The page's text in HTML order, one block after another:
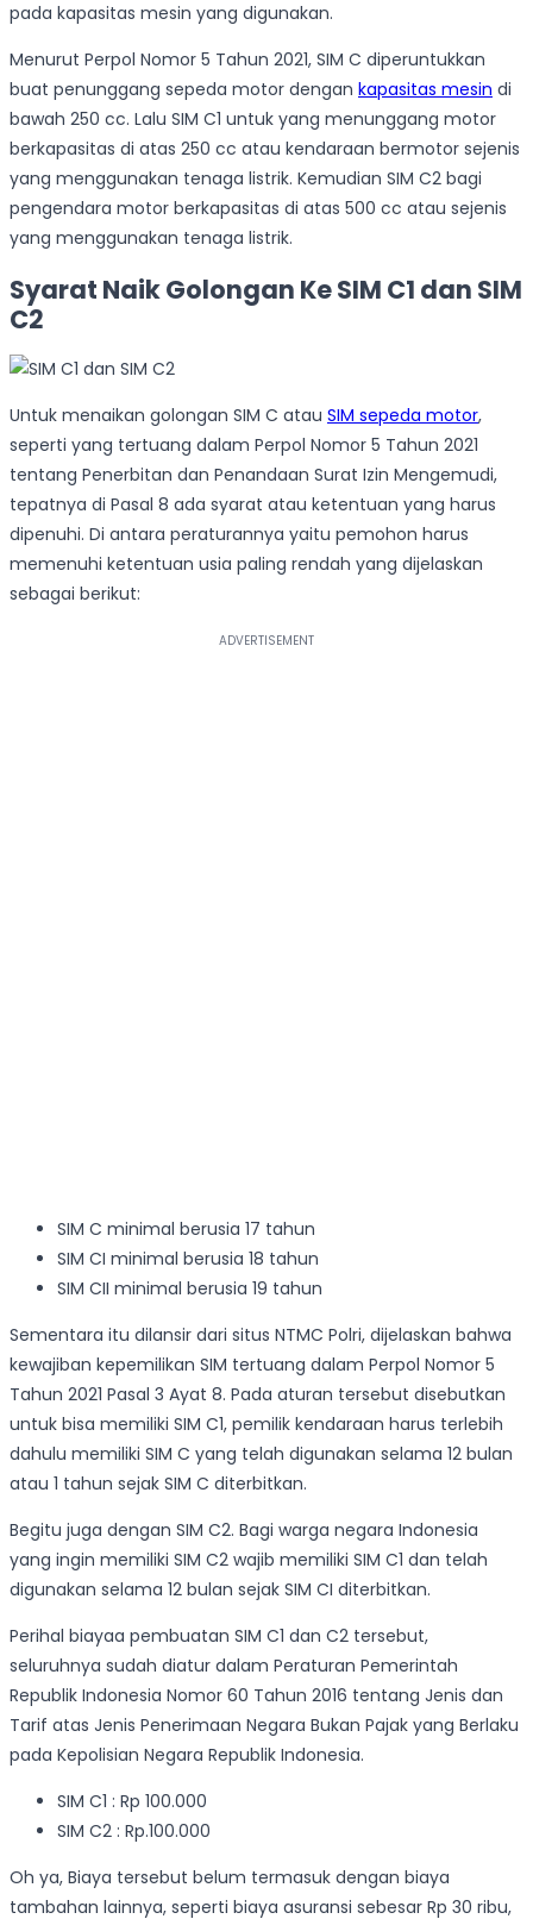
pada kapasitas mesin yang digunakan.
Menurut Perpol Nomor 5 Tahun 2021, SIM C diperuntukkan
buat penunggang sepeda motor dengan kapasitas mesin di
bawah 250 cc. Lalu SIM C1 untuk yang menunggang motor
berkapasitas di atas 250 cc atau kendaraan bermotor sejenis
yang menggunakan tenaga listrik. Kemudian SIM C2 bagi
pengendara motor berkapasitas di atas 500 cc atau sejenis
yang menggunakan tenaga listrik.
Syarat Naik Golongan Ke SIM C1 dan SIM
C2
Untuk menaikan golongan SIM C atau SIM sepeda motor,
seperti yang tertuang dalam Perpol Nomor 5 Tahun 2021
tentang Penerbitan dan Penandaan Surat Izin Mengemudi,
tepatnya di Pasal 8 ada syarat atau ketentuan yang harus
dipenuhi. Di antara peraturannya yaitu pemohon harus
memenuhi ketentuan usia paling rendah yang dijelaskan
sebagai berikut:
SIM C minimal berusia 17 tahun
SIM CI minimal berusia 18 tahun
SIM CII minimal berusia 19 tahun
Sementara itu dilansir dari situs NTMC Polri, dijelaskan bahwa
kewajiban kepemilikan SIM tertuang dalam Perpol Nomor 5
Tahun 2021 Pasal 3 Ayat 8. Pada aturan tersebut disebutkan
untuk bisa memiliki SIM C1, pemilik kendaraan harus terlebih
dahulu memiliki SIM C yang telah digunakan selama 12 bulan
atau 1 tahun sejak SIM C diterbitkan.
Begitu juga dengan SIM C2. Bagi warga negara Indonesia
yang ingin memiliki SIM C2 wajib memiliki SIM C1 dan telah
digunakan selama 12 bulan sejak SIM CI diterbitkan.
Perihal biayaa pembuatan SIM C1 dan C2 tersebut,
seluruhnya sudah diatur dalam Peraturan Pemerintah
Republik Indonesia Nomor 60 Tahun 2016 tentang Jenis dan
Tarif atas Jenis Penerimaan Negara Bukan Pajak yang Berlaku
pada Kepolisian Negara Republik Indonesia.
SIM C1 : Rp 100.000
SIM C2 : Rp.100.000
Oh ya, Biaya tersebut belum termasuk dengan biaya
tambahan lainnya, seperti biaya asuransi sebesar Rp 30 ribu,